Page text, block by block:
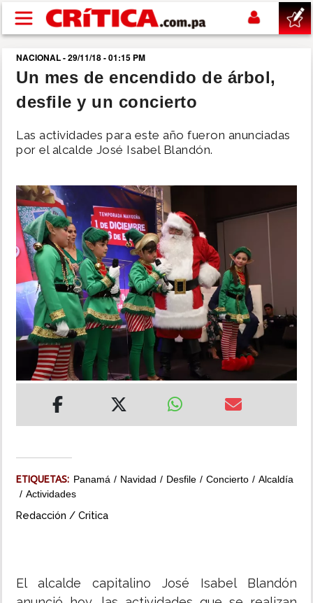
Pasar al contenido principal
buscar
SUCESOS
NACIONAL
SHOW
DEPORTES
MUNDO
INSÓLITAS
MULTIMEDIA
NACIONAL - 29/11/18 - 01:15 PM
Un mes de encendido de árbol,
desfile y un concierto
Las actividades para este año fueron anunciadas
por el alcalde José Isabel Blandón.
ETIQUETAS: Panamá Navidad Desfile Concierto
Alcaldía
Actividades
Redacción / Critica
El alcalde capitalino José Isabel Blandón